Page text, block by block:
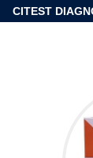
CITEST